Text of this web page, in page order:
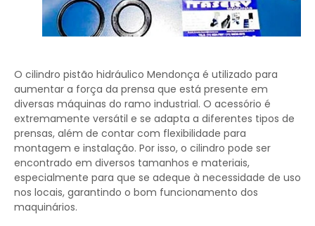
O cilindro pistão hidráulico Mendonça é utilizado para
aumentar a força da prensa que está presente em
diversas máquinas do ramo industrial. O acessório é
extremamente versátil e se adapta a diferentes tipos de
prensas, além de contar com flexibilidade para
montagem e instalação. Por isso, o cilindro pode ser
encontrado em diversos tamanhos e materiais,
especialmente para que se adeque à necessidade de uso
nos locais, garantindo o bom funcionamento dos
maquinários.